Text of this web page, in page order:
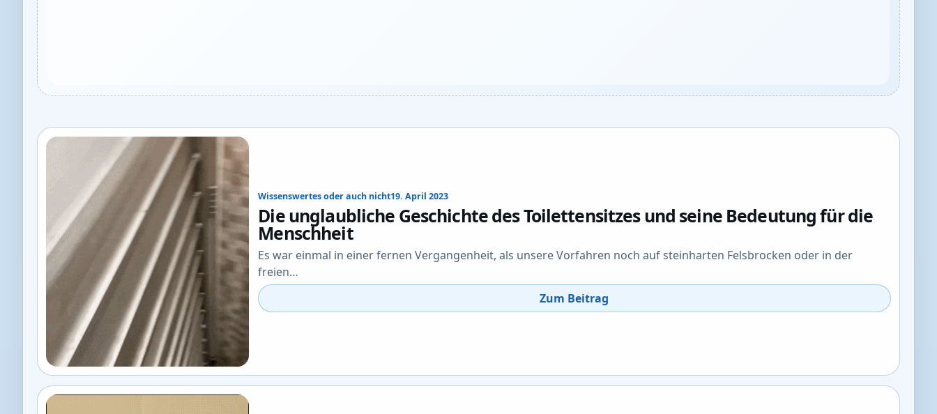
Wissenswertes oder auch nicht19. April 2023
Die unglaubliche Geschichte des Toilettensitzes und seine Bedeutung für die
Menschheit
Es war einmal in einer fernen Vergangenheit, als unsere Vorfahren noch auf steinharten Felsbrocken oder in der
freien…
Zum Beitrag